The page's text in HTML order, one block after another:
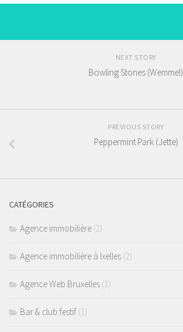
NEXT STORY
Bowling Stones (Wemmel)
PREVIOUS STORY
Peppermint Park (Jette)
CATÉGORIES
Agence immobilière (2)
Agence immobilière à Ixelles (2)
Agence Web Bruxelles (1)
Bar & club festif (1)